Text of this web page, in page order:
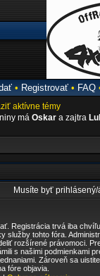
• Registrovať• FAQ
aktívne témy
má Oskar a zajtra
Musíte byť
Registrácia trvá iba
služby tohto fóra.
rozšírené právomoci.
s našimi podmienkami
Zároveň sa
fóre objavia.